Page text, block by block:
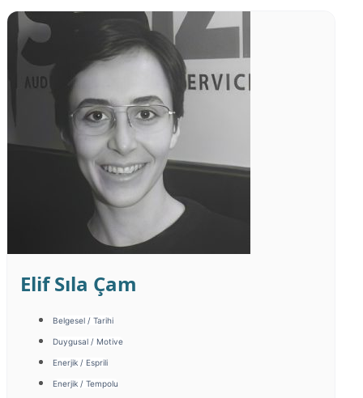
Elif Sıla Çam
Belgesel / Tarihi
Duygusal / Motive
Enerjik / Esprili
Enerjik / Tempolu